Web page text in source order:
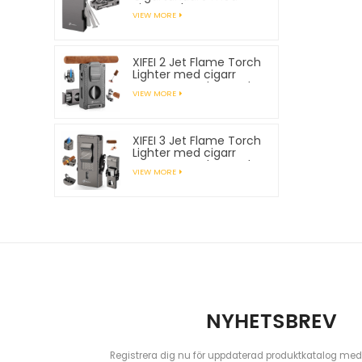
Pipe Tools
VIEW MORE
XIFEI 2 Jet Flame Torch
Lighter med cigarr
Vcutter Punch Stand
Draw Enhancer
VIEW MORE
XIFEI 3 Jet Flame Torch
Lighter med cigarr
Vcutter Punch Stand
Draw Enhancer
VIEW MORE
NYHETSBREV
Registrera dig nu för uppdaterad produktkatalog